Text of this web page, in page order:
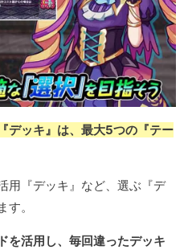
デッキ』は、最大5つの『テー
用『デッキ』など、選ぶ『デ
。
を活用し、毎回違ったデッキ